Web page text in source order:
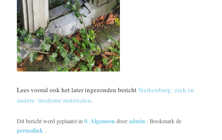
Lees vooral ook het later ingezonden berichtSterkenburg: zink en
andere ‘moderne materialen.
Dit bericht werd geplaatst in0. Algemeen dooradmin . Bookmark de
permalink .